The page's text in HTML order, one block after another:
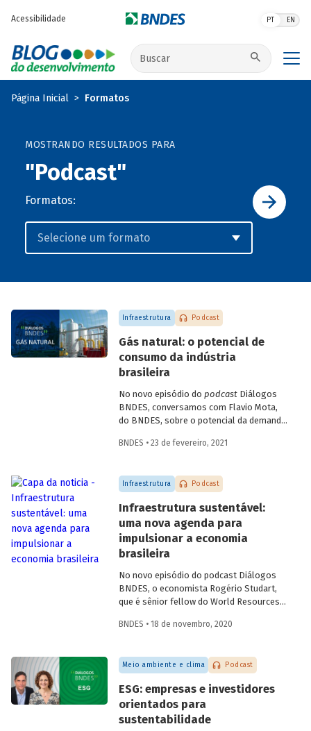
Acessibilidade PT EN
Buscar no site
Página Inicial Formatos
MOSTRANDO RESULTADOS PARA
"Podcast"
Formatos:
Infraestrutura Podcast
Gás natural: o potencial de
consumo da indústria
brasileira
No novo episódio do podcastDiálogos
BNDES, conversamos com Flavio Mota,
do BNDES, sobre o potencial da demanda
conversa passa pela indústria química,
diretora de Economia e Estatística da
Abiquim, e pela siderurgia, com
participação de José Carlos D’Abreu,
conselheiro da ABM e professor emérito
da PUC-Rio e do IME, e Marco Polo de
Mello Lopes, presidente-executivo do
Instituto Aço Brasil.
BNDES • 23 de fevereiro, 2021
Infraestrutura Podcast
Infraestrutura sustentável:
uma nova agenda para
impulsionar a economia
brasileira
No novo episódio do podcast Diálogos
BNDES, o economista Rogério Studart,
que é sênior fellow do World Resources
Infraestrutura, Concessões e PPPs do
infraestrutura sustentável e conversam
sobre como os investimentos nessa área
econômica no Brasil, criando empregos e
melhorando a qualidade de vida da
população.
BNDES • 18 de novembro, 2020
Meio ambiente e clima Podcast
ESG: empresas e investidores
orientados para
sustentabilidade